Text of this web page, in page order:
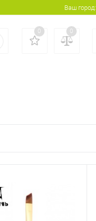
Ваш город:
0 0